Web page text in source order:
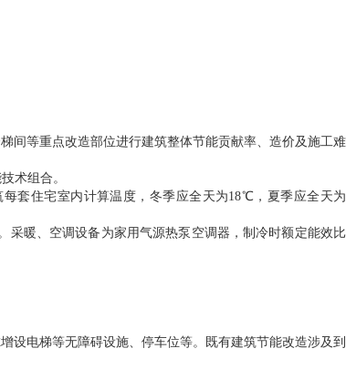
间等重点改造部位进行建筑整体节能贡献率、造价及施工难
术组合。
套住宅室内计算温度，冬季应全天为18℃，夏季应全天为
采暖、空调设备为家用气源热泵空调器，制冷时额定能效比
设电梯等无障碍设施、停车位等。既有建筑节能改造涉及到